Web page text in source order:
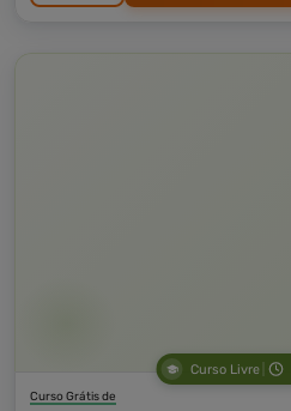
Curso Livre
Curso Grátis de